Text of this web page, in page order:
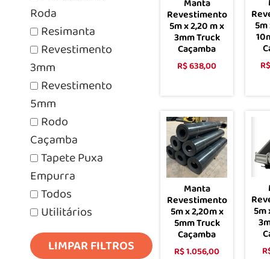
Roda
Resimanta
Revestimento
3mm
Revestimento
5mm
Rodo
Caçamba
Tapete Puxa
Empurra
Todos
Utilitários
LIMPAR FILTROS
Manta
Revestimento
5m x 2,20 m x
3mm Truck
Caçamba
R$638,00 R$
Manta
Revestimento
5m x 2,20m x
5mm Truck
Caçamba
R$1.056,00
5m